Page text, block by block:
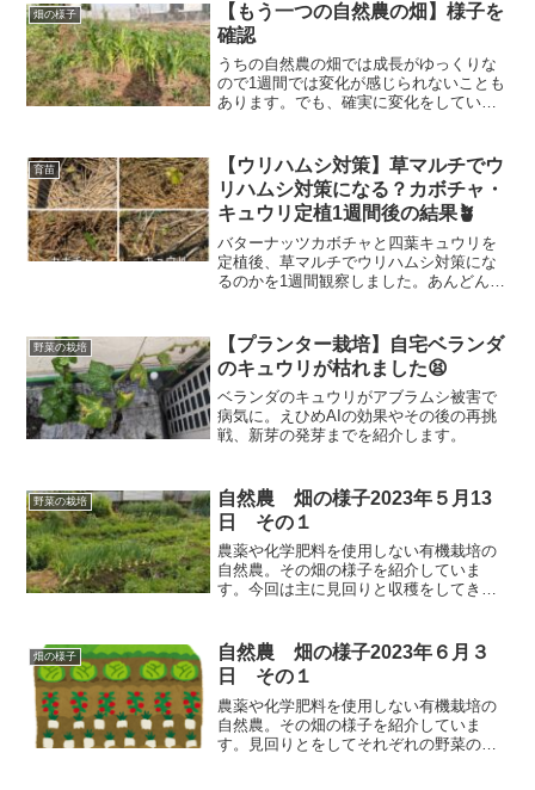
畑の様子
【もう一つの自然農の畑】様子を
確認
うちの自然農の畑では成長がゆっくりな
ので1週間では変化が感じられないことも
あります。でも、確実に変化をしていま
見守りたいと思います。
育苗
【ウリハムシ対策】草マルチでウ
リハムシ対策になる？カボチャ・
キュウリ定植1週間後の結果🪴
バターナッツカボチャと四葉キュウリを
定植後、草マルチでウリハムシ対策にな
るのかを1週間観察しました。あんどん・
野菜の栽培
【プランター栽培】自宅ベランダ
のキュウリが枯れました😫
ベランダのキュウリがアブラムシ被害で
病気に。えひめAIの効果やその後の再挑
戦、新芽の発芽までを紹介します。
野菜の栽培
自然農 畑の様子2023年５月13
日 その１
農薬や化学肥料を使用しない有機栽培の
自然農。その畑の様子を紹介していま
す。今回は主に見回りと収穫をしてきま
ものや、ニンジンは種採り用のものが大
きくなってきています。
畑の様子
自然農 畑の様子2023年６月３
日 その１
農薬や化学肥料を使用しない有機栽培の
自然農。その畑の様子を紹介していま
す。見回りとをしてそれぞれの野菜の様